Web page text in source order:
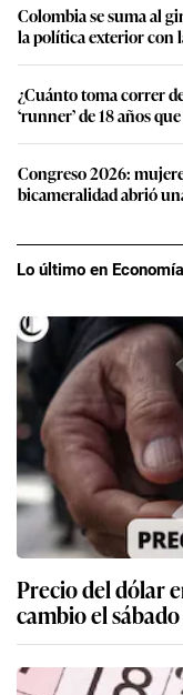
Colombia se suma al
la política exterior con
¿Cuánto toma correr
‘runner’ de 18 años
Congreso 2026:
bicameralidad abrió
Lo último en Economía
Precio del dólar
cambio el